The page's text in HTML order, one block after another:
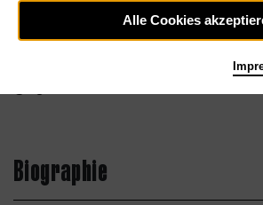
Biographie
Alle Cookies